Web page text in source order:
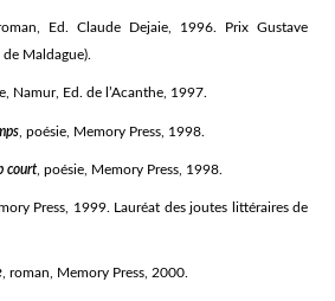
Ed. Claude Dejaie, 1996. Prix Gustave
Maldague).
Namur, Ed. de l’Acanthe, 1997.
, poésie, Memory Press, 1998.
court, poésie, Memory Press, 1998.
Press, 1999. Lauréat des joutes littéraires de
, roman, Memory Press, 2000.